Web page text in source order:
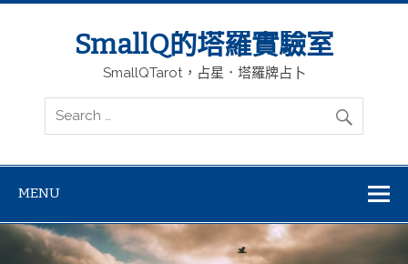
SmallQ的塔羅實驗室
SmallQTarot，占星．塔羅牌占卜
MENU